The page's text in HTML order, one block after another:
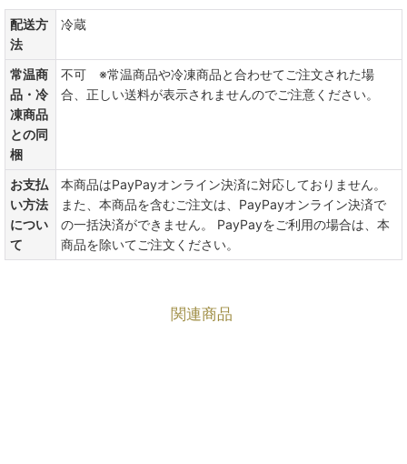
配送方
法
冷蔵
常温商
品・冷
凍商品
との同
梱
不可 ※常温商品や冷凍商品と合わせてご注文された場
合、正しい送料が表示されませんのでご注意ください。
お支払
い方法
につい
て
本商品はPayPayオンライン決済に対応しておりません。
また、本商品を含むご注文は、PayPayオンライン決済で
の一括決済ができません。 PayPayをご利用の場合は、本
商品を除いてご注文ください。
関連商品